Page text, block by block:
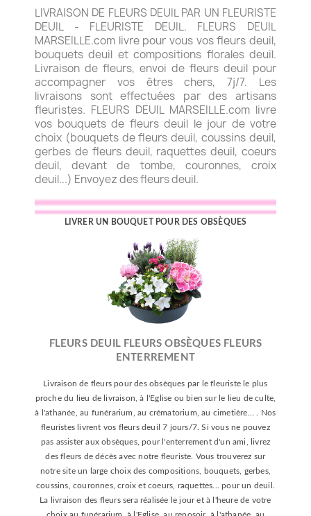
LIVRAISON DE FLEURS DEUIL PAR UN FLEURISTE
DEUIL - FLEURISTE DEUIL. FLEURS DEUIL
MARSEILLE.com livre pour vous vos fleurs deuil,
bouquets deuil et compositions florales deuil.
Livraison de fleurs, envoi de fleurs deuil pour
accompagner vos êtres chers, 7j/7. Les
livraisons sont effectuées par des artisans
fleuristes. FLEURS DEUIL MARSEILLE.com livre
vos bouquets de fleurs deuil le jour de votre
choix (bouquets de fleurs deuil, coussins deuil,
gerbes de fleurs deuil, raquettes deuil, coeurs
deuil, devant de tombe, couronnes, croix
deuil...) Envoyez des fleurs deuil.
LIVRER UN BOUQUET POUR DES OBSÈQUES
FLEURS DEUIL FLEURS OBSÈQUES FLEURS
ENTERREMENT
Livraison de fleurs pour des obsèques par le fleuriste le plus
proche du lieu de livraison, à l'Eglise ou bien sur le lieu de culte,
à l'athanée, au funérarium, au crématorium, au cimetière... . Nos
fleuristes livrent vos fleurs deuil 7 jours/7. Si vous ne pouvez
pas assister aux obsèques, pour l'enterrement d'un ami, livrez
des fleurs de décès avec notre fleuriste. Vous trouverez sur
notre site un large choix des compositions, bouquets, gerbes,
coussins, couronnes, croix et coeurs, raquettes... pour un deuil.
La livraison des fleurs sera réalisée le jour et à l'heure de votre